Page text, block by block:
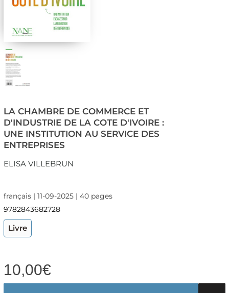
LA CHAMBRE DE COMMERCE ET
D'INDUSTRIE DE LA COTE D'IVOIRE :
UNE INSTITUTION AU SERVICE DES
ENTREPRISES
ELISA VILLEBRUN
français | 11-09-2025 | 40 pages
9782843682728
Livre
10,00€